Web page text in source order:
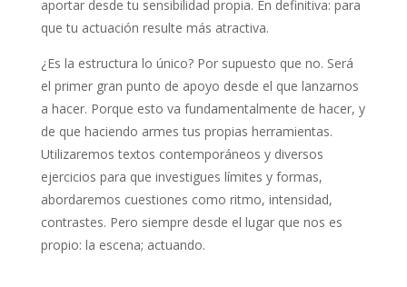
aportar desde tu sensibilidad propia. En definitiva: para
que tu actuación resulte más atractiva.
¿Es la estructura lo único? Por supuesto que no. Será
el primer gran punto de apoyo desde el que lanzarnos
a hacer. Porque esto va fundamentalmente de hacer, y
de que haciendo armes tus propias herramientas.
Utilizaremos textos contemporáneos y diversos
ejercicios para que investigues límites y formas,
abordaremos cuestiones como ritmo, intensidad,
contrastes. Pero siempre desde el lugar que nos es
propio: la escena; actuando.